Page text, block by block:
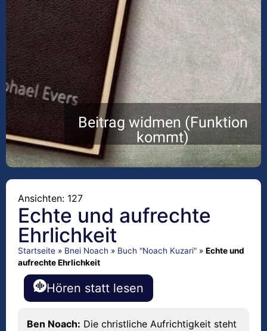
Beitrag widmen (Funktion
kommt)
Ansichten: 127
Echte und aufrechte
Ehrlichkeit
Startseite » Bnei Noach » Buch "Noach Kuzari" » Echte und
aufrechte Ehrlichkeit
Hören statt lesen
Ben Noach: Die christliche Aufrichtigkeit steht